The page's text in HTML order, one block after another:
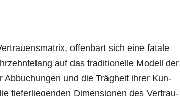
offen­bart sich eine fata­le
auf das tra­di­tio­nel­le Modell der
Abbu­chun­gen und die Träg­heit ihrer Kun­
tie­fer­lie­gen­den Dimen­sio­nen des Ver­trau­